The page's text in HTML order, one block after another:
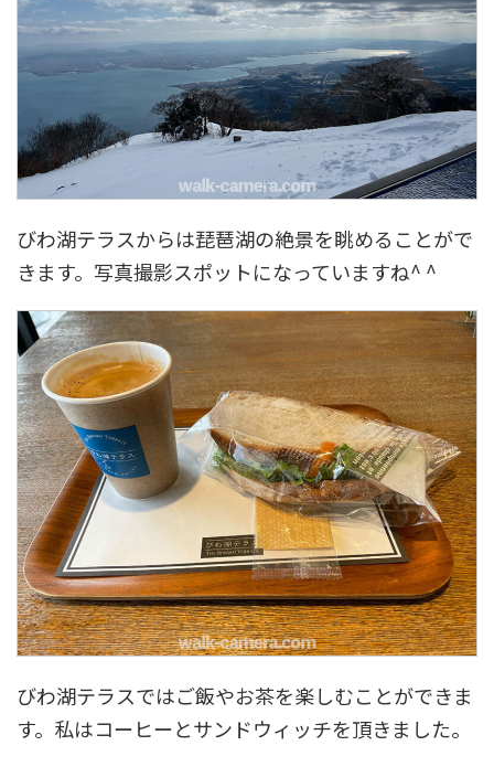
びわ湖テラスからは琵琶湖の絶景を眺めることがで
きます。写真撮影スポットになっていますね^ ^
びわ湖テラスではご飯やお茶を楽しむことができま
す。私はコーヒーとサンドウィッチを頂きました。